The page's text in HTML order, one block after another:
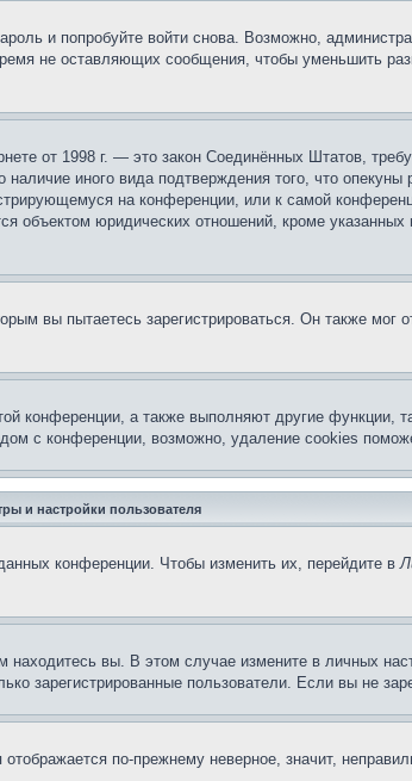
и попробуйте войти снова. Возможно,
не оставляющих сообщения, чтобы уменьшить
от 1998 г. — это закон Соединённых Штатов,
иного вида подтверждения того, что
на конференции, или к самой
объектом юридических отношений, кроме указанных
вы пытаетесь зарегистрироваться. Он также мог
конференции, а также выполняют другие функции,
с конференции, возможно, удаление cookies
и настройки пользователя
конференции. Чтобы изменить их, перейдите в
вы. В этом случае измените в личных
зарегистрированные пользователи. Если вы не
по-прежнему неверное, значит,